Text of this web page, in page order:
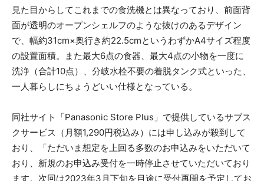
見た目からしてこれまでの食洗機とは異なっており、前面背
面が透明のオープンシェルフのような抜けのあるデザイン
で、幅約31cm×奥行き約22.5cmというわずかA4サイズ程度
の設置面積。また最大6点の食器、最大4点の小物を一度に
洗浄（合計10点）、分岐水栓不要の着脱タンク式といった、
一人暮らしにちょうどいい仕様となっている。
同社サイト「Panasonic Store Plus」で提供しているサブス
クサービス（月額1,290円税込み）には申し込みが殺到して
おり、「ただいま想定を上回る多数のお申込みをいただいて
おり、新規のお申込み受付を一時停止させていただいており
ます。次回は2023年3月下旬を目途に受付再開を予定してお